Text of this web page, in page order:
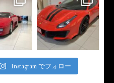
Instagram でフォロー